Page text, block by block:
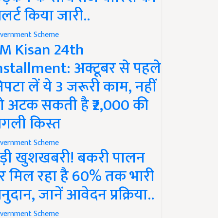
किया जारी..
Scheme
Kisan 24th
अक्टूबर से पहले
लें ये 3 जरूरी काम, नहीं
अटक सकती है ₹2,000 की
किस्त
Scheme
खुशखबरी! बकरी पालन
मिल रहा है 60% तक भारी
जानें आवेदन प्रक्रिया..
Scheme